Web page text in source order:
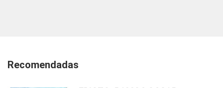
Recomendadas